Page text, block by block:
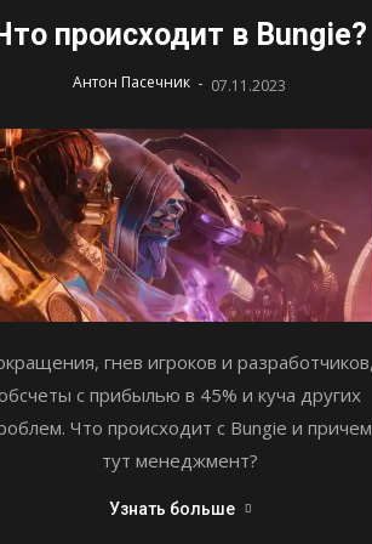
происходит в Bungie?
Антон Пасечник - 07.11.2023
гнев игроков и разработчиков,
с прибылью в 45% и куча других
Что происходит с Bungie и причем
тут менеджмент?
Узнать больше